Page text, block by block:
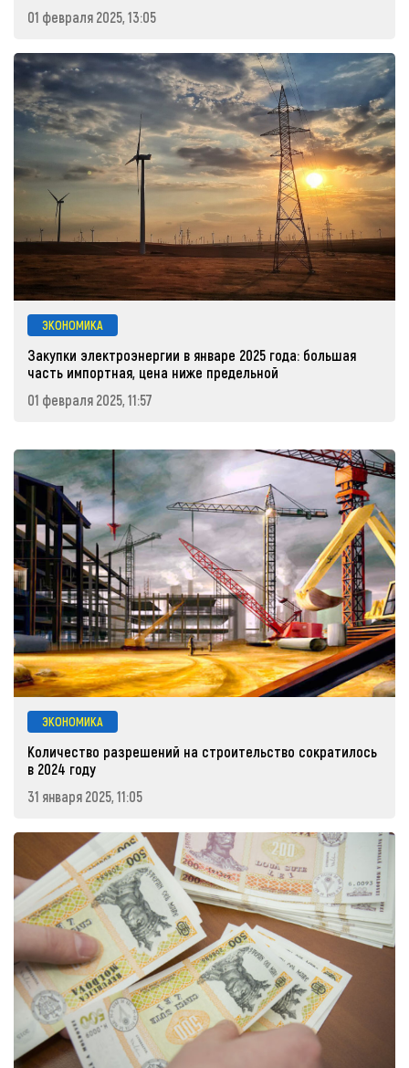
01 февраля 2025, 13:05
ЭКОНОМИКА
Закупки электроэнергии в январе 2025 года: большая
часть импортная, цена ниже предельной
01 февраля 2025, 11:57
ЭКОНОМИКА
Количество разрешений на строительство сократилось
в 2024 году
31 января 2025, 11:05